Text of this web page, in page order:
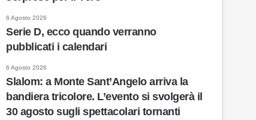
6 Agosto 2026
Serie D, ecco quando verranno
pubblicati i calendari
6 Agosto 2026
Slalom: a Monte Sant’Angelo arriva la
bandiera tricolore. L’evento si svolgerà il
30 agosto sugli spettacolari tornanti